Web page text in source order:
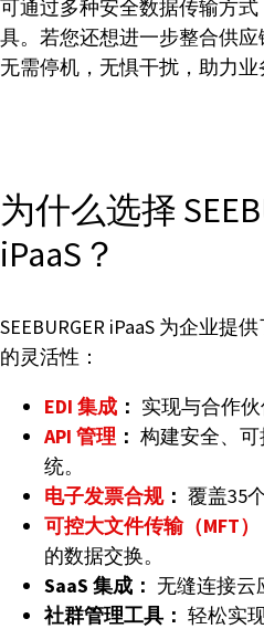
可通过多种安全数据传输方
具。若您还想进一步整合供应
无需停机，无惧干扰，助力业
为什么选择
iPaaS？
SEEBURGER iPaaS 为企业提
的灵活性：
EDI 集成 ： 实现与合作伙
API 管理 ： 构建安全、
统。
电子发票合规： 覆盖35
可控大文件传输（MFT）
的数据交换。
SaaS 集成： 无缝连接云
社群管理工具： 轻松实